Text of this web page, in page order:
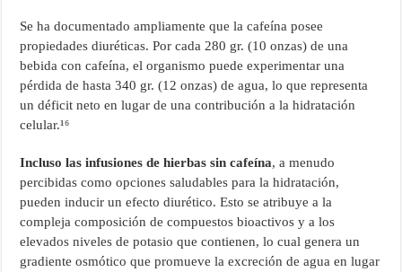
Se ha documentado ampliamente que la cafeína posee
propiedades diuréticas. Por cada 280 gr. (10 onzas) de una
bebida con cafeína, el organismo puede experimentar una
pérdida de hasta 340 gr. (12 onzas) de agua, lo que representa
un déficit neto en lugar de una contribución a la hidratación
celular.¹⁶
Incluso las infusiones de hierbas sin cafeína, a menudo
percibidas como opciones saludables para la hidratación,
pueden inducir un efecto diurético. Esto se atribuye a la
compleja composición de compuestos bioactivos y a los
elevados niveles de potasio que contienen, lo cual genera un
gradiente osmótico que promueve la excreción de agua en lugar